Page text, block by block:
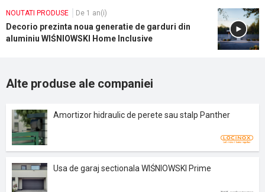
NOUTATI PRODUSE De 1 an(i)
Decorio prezinta noua generatie de garduri din
aluminiu WIŚNIOWSKI Home Inclusive
Alte produse ale companiei
Amortizor hidraulic de perete sau stalp Panther
Usa de garaj sectionala WIŚNIOWSKI Prime